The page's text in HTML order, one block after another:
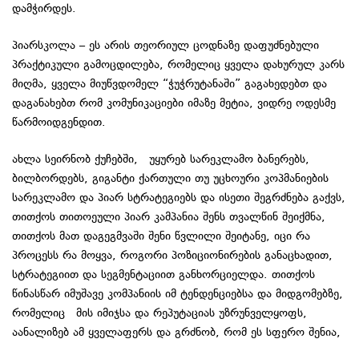
დამჭირდეს.
პიარსკოლა – ეს არის თეორიულ ცოდნაზე დაფუძნებული
პრაქტიკული გამოცდილება, რომელიც ყველა დახურულ კარს
მიღმა, ყველა მიუწვდომელ “ჭუჭრუტანაში” გაგახედებთ და
დაგანახებთ რომ კომუნიკაციები იმაზე მეტია, ვიდრე ოდესმე
წარმოიდგენდით.
ახლა სეირნობ ქუჩებში, უყურებ სარეკლამო ბანერებს,
ბილბორდებს, გიგანტი ქართული თუ უცხოური კოპმანიების
სარეკლამო და პიარ სტრატეგიებს და ისეთი შეგრძნება გაქვს,
თითქოს თითოეული პიარ კამპანია შენს თვალწინ შეიქმნა,
თითქოს მათ დაგეგმვაში შენი წვლილი შეიტანე, იცი რა
პროცესს რა მოყვა, როგორი პოზიციონირების განაცხადით,
სტრატეგიით და სეგმენტაციით განხორციელდა. თითქოს
წინასწარ იმუშავე კომპანიის იმ ტენდენციებსა და მიდგომებზე,
რომელიც მის იმიჯსა და რეპუტაციას უზრუნველყოფს,
აანალიზებ ამ ყველაფერს და გრძნობ, რომ ეს სფერო შენია,